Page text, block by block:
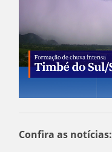
Confira as notícias: